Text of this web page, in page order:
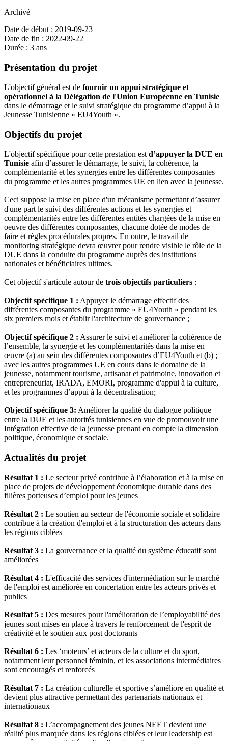
Archivé
Date de début : 2019-09-23
Date de fin : 2022-09-22
Durée : 3 ans
Présentation du projet
L'objectif général est de fournir un appui stratégique et
opérationnel à la Délégation de l'Union Européenne en Tunisie
dans le démarrage et le suivi stratégique du programme d’appui à la
Jeunesse Tunisienne « EU4Youth ».
Objectifs du projet
L'objectif spécifique pour cette prestation est d’appuyer la DUE en
Tunisie afin d’assurer le démarrage, le suivi, la cohérence, la
complémentarité et les synergies entre les différentes composantes
du programme et les autres programmes UE en lien avec la jeunesse.
Ceci suppose la mise en place d'un mécanisme permettant d’assurer
d'une part le suivi des différentes actions et les synergies et
complémentarités entre les différentes entités chargées de la mise en
oeuvre des différentes composantes, chacune dotée de modes de
faire et règles procédurales propres. En outre, le travail de
monitoring stratégique devra œuvrer pour rendre visible le rôle de la
DUE dans la conduite du programme auprès des institutions
nationales et bénéficiaires ultimes.
Cet objectif s'articule autour de trois objectifs particuliers :
Objectif spécifique 1 : Appuyer le démarrage effectif des
différentes composantes du programme « EU4Youth » pendant les
six premiers mois et établir l'architecture de gouvernance ;
Objectif spécifique 2 : Assurer le suivi et améliorer la cohérence de
l’ensemble, la synergie et les complémentarités dans la mise en
œuvre (a) au sein des différentes composantes d’EU4Youth et (b) ;
avec les autres programmes UE en cours dans le domaine de la
jeunesse, notamment tourisme, artisanat et patrimoine, innovation et
entrepreneuriat, IRADA, EMORI, programme d'appui à la culture,
et les programmes d’appui à la décentralisation;
Objectif spécifique 3: Améliorer la qualité du dialogue politique
entre la DUE et les autorités tunisiennes en vue de promouvoir une
Intégration effective de la jeunesse prenant en compte la dimension
politique, économique et sociale.
Actualités du projet
Résultat 1 : Le secteur privé contribue à l’élaboration et à la mise en
place de projets de développement économique durable dans des
filières porteuses d’emploi pour les jeunes
Résultat 2 : Le soutien au secteur de l'économie sociale et solidaire
contribue à la création d'emploi et à la structuration des acteurs dans
les régions ciblées
Résultat 3 : La gouvernance et la qualité du système éducatif sont
améliorées
Résultat 4 : L'efficacité des services d'intermédiation sur le marché
de l'emploi est améliorée en concertation entre les acteurs privés et
publics
Résultat 5 : Des mesures pour l'amélioration de l’employabilité des
jeunes sont mises en place à travers le renforcement de l'esprit de
créativité et le soutien aux post doctorants
Résultat 6 : Les ‘moteurs’ et acteurs de la culture et du sport,
notamment leur personnel féminin, et les associations intermédiaires
sont encouragés et renforcés
Résultat 7 : La création culturelle et sportive s’améliore en qualité et
devient plus attractive permettant des partenariats nationaux et
internationaux
Résultat 8 : L’accompagnement des jeunes NEET devient une
réalité plus marquée dans les régions ciblées et leur leadership est